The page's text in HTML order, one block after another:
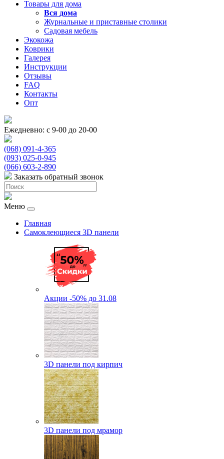
Товары для дома
Вся дома
Журнальные и приставные столики
Садовая мебель
Экокожа
Коврики
Галерея
Инструкции
Отзывы
FAQ
Контакты
Опт
Ежедневно: с 9-00 до 20-00
(068) 091-4-365
(093) 025-0-945
(066) 603-2-890
Заказать обратный звонок
Меню
Главная
Самоклеющиеся 3D панели
Акции -50% до 31.08
3D панели под кирпич
3D панели под мрамор